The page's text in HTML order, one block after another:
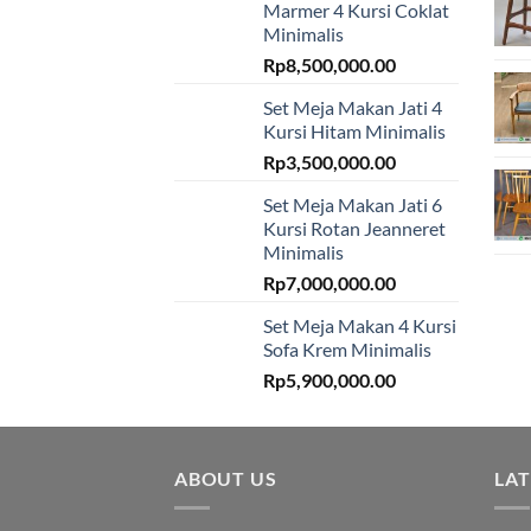
Marmer 4 Kursi Coklat
Minimalis
Rp8,500,000.00
Set Meja Makan Jati 4
Kursi Hitam Minimalis
Rp3,500,000.00
Set Meja Makan Jati 6
Kursi Rotan Jeanneret
Minimalis
Rp7,000,000.00
Set Meja Makan 4 Kursi
Sofa Krem Minimalis
Rp5,900,000.00
ABOUT US